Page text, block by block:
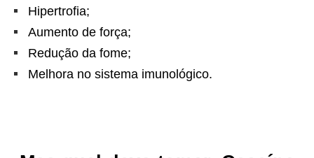
Hipertrofia;
Aumento de força;
Redução da fome;
Melhora no sistema imunológico.